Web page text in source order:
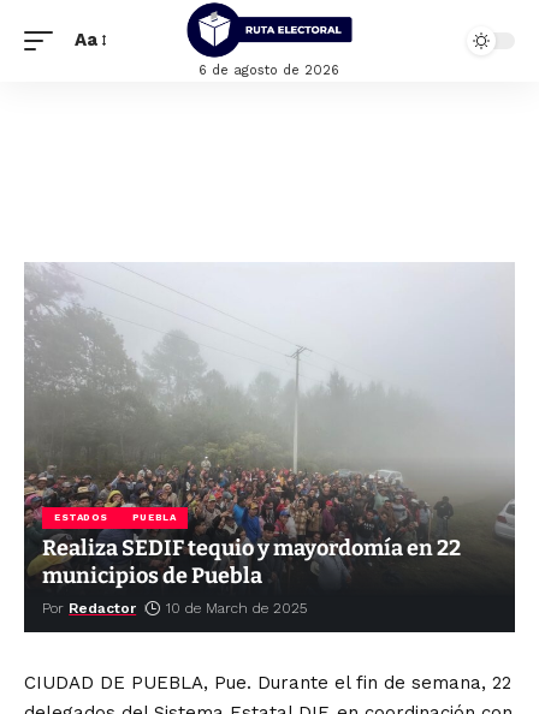
Aa
6 de agosto de 2026
ESTADOS PUEBLA
Realiza SEDIF tequio y mayordomía en 22
municipios de Puebla
Por Redactor 10 de March de 2025
CIUDAD DE PUEBLA, Pue. Durante el fin de semana, 22